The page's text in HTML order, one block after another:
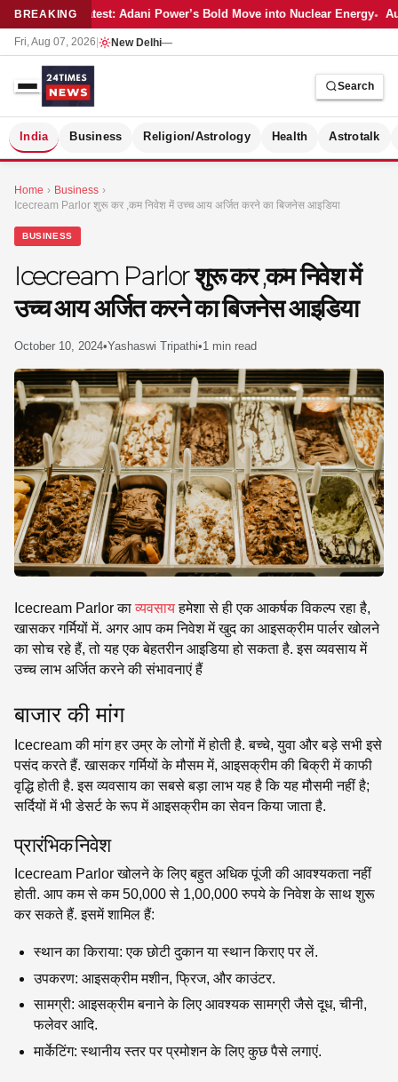
BREAKINGLatest: Adani Power’s Bold Move into Nuclear Energy
Fri, Aug 07, 2026 New Delhi—
Search
India Business Religion/Astrology Health Astrotalk
Home › Business ›
Icecream Parlor शुरू कर ,कम निवेश में उच्च आय अर्जित करने का बिजनेस आइडिया
BUSINESS
Icecream Parlor शुरू कर ,कम निवेश में
उच्च आय अर्जित करने का बिजनेस आइडिया
October 10, 2024•Yashaswi Tripathi•1 min read
Icecream Parlor काव्यवसायहमेशा से ही एक आकर्षक विकल्प रहा है,
खासकर गर्मियों में. अगर आप कम निवेश में खुद का आइसक्रीम पार्लर खोलने
का सोच रहे हैं, तो यह एक बेहतरीन आइडिया हो सकता है. इस व्यवसाय में
उच्च लाभ अर्जित करने की संभावनाएं हैं
बाजार की मांग
Icecream की मांग हर उम्र के लोगों में होती है. बच्चे, युवा और बड़े सभी इसे
पसंद करते हैं. खासकर गर्मियों के मौसम में, आइसक्रीम की बिक्री में काफी
वृद्धि होती है. इस व्यवसाय का सबसे बड़ा लाभ यह है कि यह मौसमी नहीं है;
सर्दियों में भी डेसर्ट के रूप में आइसक्रीम का सेवन किया जाता है.
प्रारंभिक निवेश
Icecream Parlor खोलने के लिए बहुत अधिक पूंजी की आवश्यकता नहीं
होती. आप कम से कम 50,000 से 1,00,000 रुपये के निवेश के साथ शुरू
कर सकते हैं. इसमें शामिल हैं:
स्थान का किराया: एक छोटी दुकान या स्थान किराए पर लें.
उपकरण: आइसक्रीम मशीन, फ्रिज, और काउंटर.
सामग्री: आइसक्रीम बनाने के लिए आवश्यक सामग्री जैसे दूध, चीनी,
फलेवर आदि.
मार्केटिंग: स्थानीय स्तर पर प्रमोशन के लिए कुछ पैसे लगाएं.